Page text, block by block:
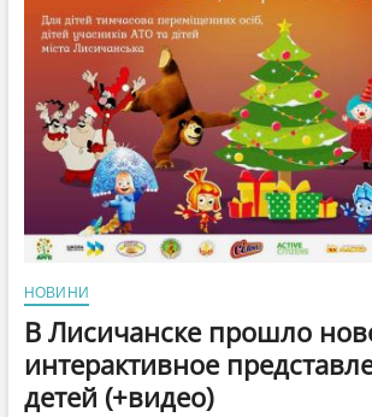
НОВИНИ
В Лисичанске прошло
интерактивное
детей (+видео)